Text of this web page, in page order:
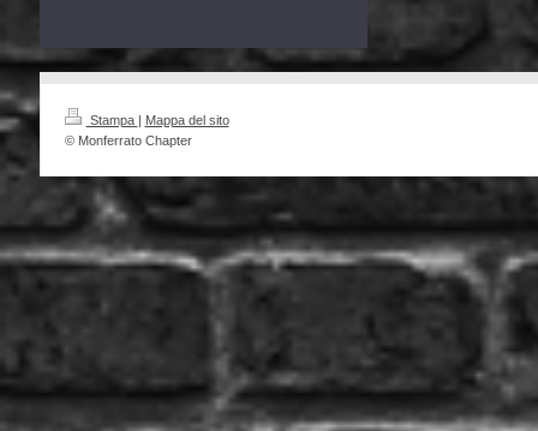
Stampa | Mappa del sito
© Monferrato Chapter